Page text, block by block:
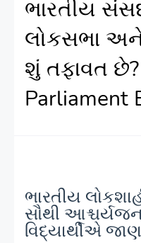
ભારતીય
લોકસભા
શું તફાવત
Parliament
ભારતીય
સૌથી
વિદ્યાર્થીએ